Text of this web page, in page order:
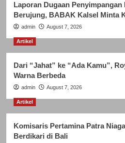
Hukum
ULM
Dicopot,
Rektor
Terima
SK
Pencopotan
Laporan Dugaan
Berujung, BABAK Kalsel Minta
admin August 7, 2026
Artikel
Dari “Jahat” ke “Ada Kamu”,
Warna Berbeda
admin August 7, 2026
Artikel
Komisaris Pertamina Patra
Berdikari di Bali